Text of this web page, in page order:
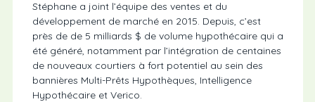
Stéphane a joint l’équipe des ventes et du
développement de marché en 2015. Depuis, c’est
près de de 5 milliards $ de volume hypothécaire qui a
été généré, notamment par l’intégration de centaines
de nouveaux courtiers à fort potentiel au sein des
bannières Multi-Prêts Hypothèques, Intelligence
Hypothécaire et Verico.